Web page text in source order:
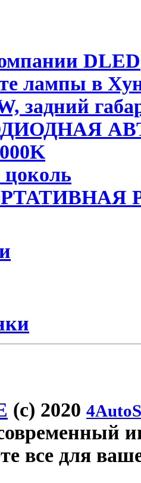
DLED
лампы в
задний
цоколь
(c) 2020
все для